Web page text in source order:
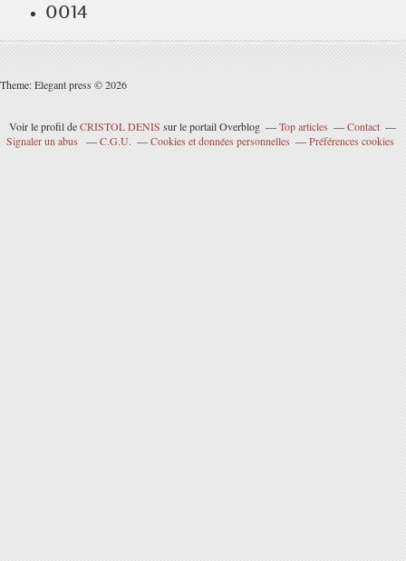
0014
Theme: Elegant press © 2026
Voir le profil deCRISTOL DENIS sur le portail Overblog Top articles
Contact
Signaler un abus
C.G.U. Cookies et données personnelles Préférences cookies